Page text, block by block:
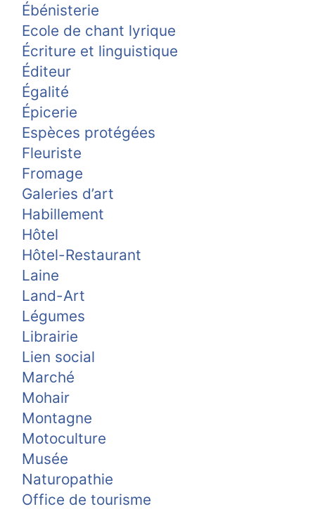
Ébénisterie
Ecole de chant lyrique
Écriture et linguistique
Éditeur
Égalité
Épicerie
Espèces protégées
Fleuriste
Fromage
Galeries d’art
Habillement
Hôtel
Hôtel-Restaurant
Laine
Land-Art
Légumes
Librairie
Lien social
Marché
Mohair
Montagne
Motoculture
Musée
Naturopathie
Office de tourisme